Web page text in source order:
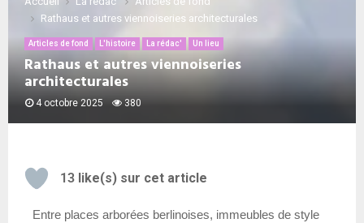
Rathaus et autres viennoiseries architecturales
Articles de fond L'histoire La rédac' Un lieu
Rathaus et autres viennoiseries
architecturales
4 octobre 2025 380
13 like(s) sur cet article
Entre places arborées berlinoises, immeubles de style